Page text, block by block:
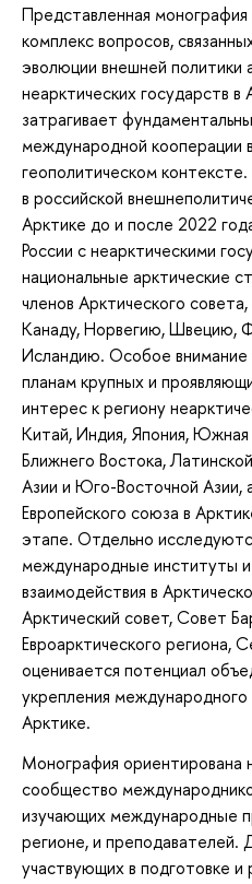
Представленная
комплекс вопросов,
эволюции внешней политики
неарктических государств в
затрагивает
международной кооперации
геополитическом
в российской
Арктике до и после 2022
России с неарктическими
национальные арктические
членов Арктического
Канаду, Норвегию, Швецию,
Исландию. Особое
планам крупных и
интерес к региону
Китай, Индия, Япония, Южная
Ближнего Востока,
Азии и Юго-Восточной Азии,
Европейского союза в
этапе. Отдельно
международные институты
взаимодействия в
Арктический совет, Совет
Евроарктического региона,
оценивается потенциал
укрепления международного
Арктике.
Монография ориентирована
сообщество
изучающих международные
регионе, и преподавателей.
участвующих в подготовке и